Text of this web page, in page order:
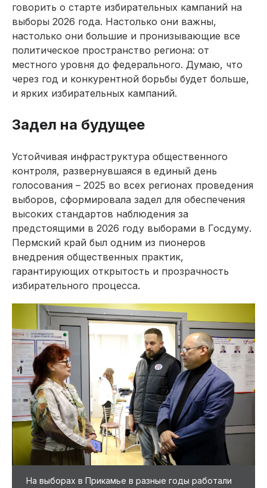
говорить о старте избирательных кампаний на
выборы 2026 года. Настолько они важны,
настолько они большие и пронизывающие все
политическое пространство региона: от
местного уровня до федерального. Думаю, что
через год и конкурентной борьбы будет больше,
и ярких избирательных кампаний.
Задел на будущее
Устойчивая инфраструктура общественного
контроля, развернувшаяся в единый день
голосования – 2025 во всех регионах проведения
выборов, сформировала задел для обеспечения
высоких стандартов наблюдения за
предстоящими в 2026 году выборами в Госдуму.
Пермский край был одним из пионеров
внедрения общественных практик,
гарантирующих открытость и прозрачность
избирательного процесса.
На выборах в Прикамье в разные годы работали